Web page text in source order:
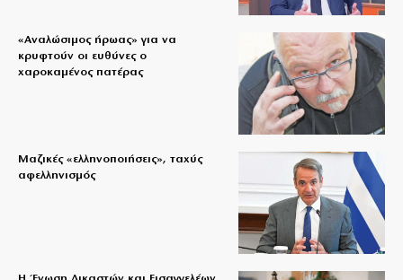
«Aναλώσιμος ήρωας» για να
κρυφτούν οι ευθύνες ο
χαροκαμένος πατέρας
Μαζικές «ελληνοποιήσεις», ταχύς
αφελληνισμός